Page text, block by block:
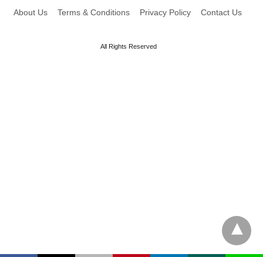
About Us Terms & Conditions Privacy Policy Contact Us
All Rights Reserved